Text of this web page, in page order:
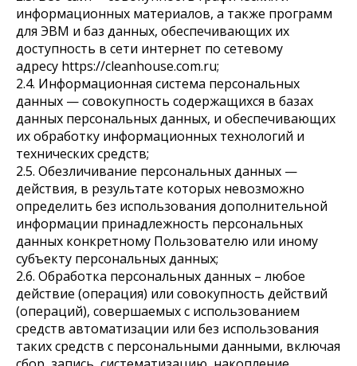
информационных материалов, а также программ
для ЭВМ и баз данных, обеспечивающих их
доступность в сети интернет по сетевому
адресу https://cleanhouse.com.ru;
2.4. Информационная система персональных
данных — совокупность содержащихся в базах
данных персональных данных, и обеспечивающих
их обработку информационных технологий и
технических средств;
2.5. Обезличивание персональных данных —
действия, в результате которых невозможно
определить без использования дополнительной
информации принадлежность персональных
данных конкретному Пользователю или иному
субъекту персональных данных;
2.6. Обработка персональных данных – любое
действие (операция) или совокупность действий
(операций), совершаемых с использованием
средств автоматизации или без использования
таких средств с персональными данными, включая